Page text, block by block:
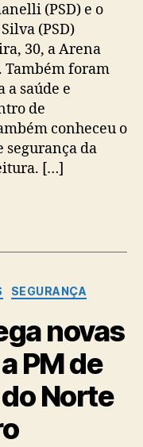
(PSD) e o
(PSD)
30, a Arena
Também foram
a saúde e
de
conheceu o
segurança da
[…]
SEGURANÇA
novas
PM de
Norte